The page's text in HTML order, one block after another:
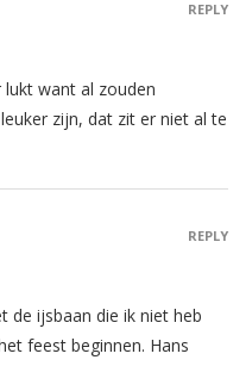
want al zouden
zijn, dat zit er niet al te
REPLY
de ijsbaan die ik niet heb
feest beginnen. Hans
REPLY